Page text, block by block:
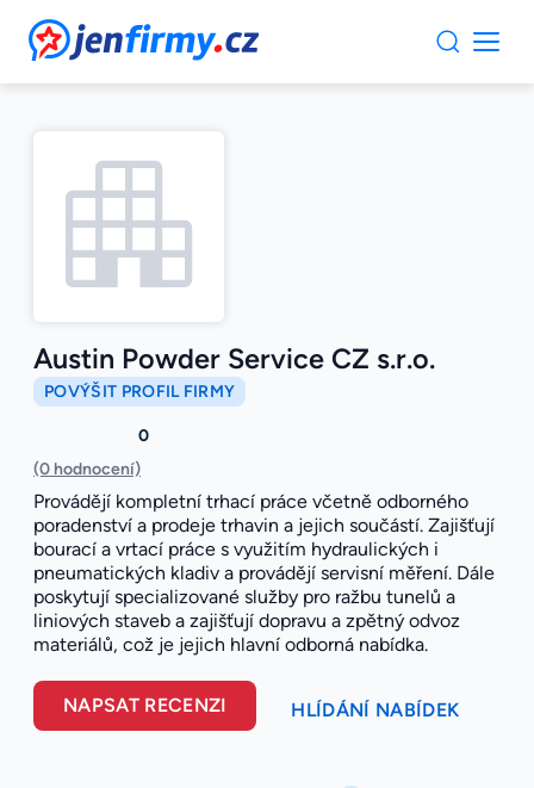
JenFirmy.cz
Austin Powder Service CZ s.r.o.
POVÝŠIT PROFIL FIRMY
0
(0 hodnocení)
Provádějí kompletní trhací práce včetně odborného
poradenství a prodeje trhavin a jejich součástí. Zajišťují
bourací a vrtací práce s využitím hydraulických i
pneumatických kladiv a provádějí servisní měření. Dále
poskytují specializované služby pro ražbu tunelů a
liniových staveb a zajišťují dopravu a zpětný odvoz
materiálů, což je jejich hlavní odborná nabídka.
NAPSAT RECENZI HLÍDÁNÍ NABÍDEK